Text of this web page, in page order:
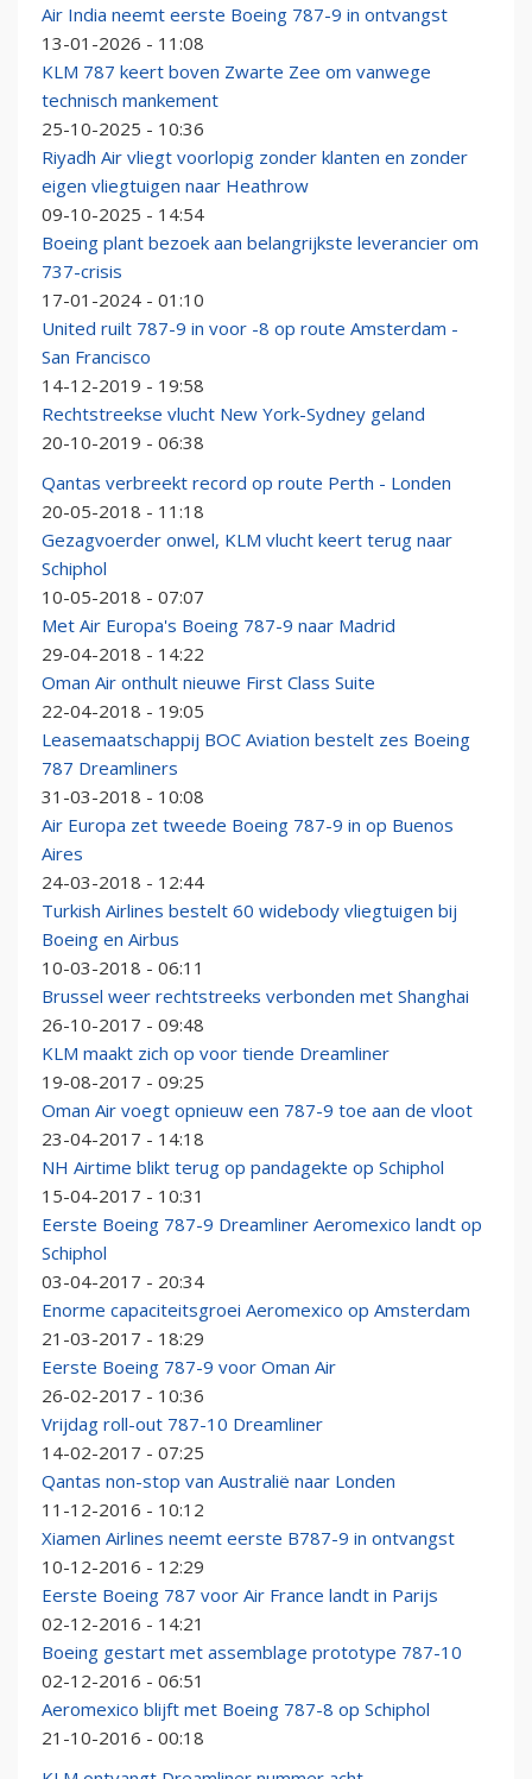
Air India neemt eerste Boeing 787-9 in ontvangst
13-01-2026 - 11:08
KLM 787 keert boven Zwarte Zee om vanwege
technisch mankement
25-10-2025 - 10:36
Riyadh Air vliegt voorlopig zonder klanten en zonder
eigen vliegtuigen naar Heathrow
09-10-2025 - 14:54
Boeing plant bezoek aan belangrijkste leverancier om
737-crisis
17-01-2024 - 01:10
United ruilt 787-9 in voor -8 op route Amsterdam -
San Francisco
14-12-2019 - 19:58
Rechtstreekse vlucht New York-Sydney geland
20-10-2019 - 06:38
Qantas verbreekt record op route Perth - Londen
20-05-2018 - 11:18
Gezagvoerder onwel, KLM vlucht keert terug naar
Schiphol
10-05-2018 - 07:07
Met Air Europa's Boeing 787-9 naar Madrid
29-04-2018 - 14:22
Oman Air onthult nieuwe First Class Suite
22-04-2018 - 19:05
Leasemaatschappij BOC Aviation bestelt zes Boeing
787 Dreamliners
31-03-2018 - 10:08
Air Europa zet tweede Boeing 787-9 in op Buenos
Aires
24-03-2018 - 12:44
Turkish Airlines bestelt 60 widebody vliegtuigen bij
Boeing en Airbus
10-03-2018 - 06:11
Brussel weer rechtstreeks verbonden met Shanghai
26-10-2017 - 09:48
KLM maakt zich op voor tiende Dreamliner
19-08-2017 - 09:25
Oman Air voegt opnieuw een 787-9 toe aan de vloot
23-04-2017 - 14:18
NH Airtime blikt terug op pandagekte op Schiphol
15-04-2017 - 10:31
Eerste Boeing 787-9 Dreamliner Aeromexico landt op
Schiphol
03-04-2017 - 20:34
Enorme capaciteitsgroei Aeromexico op Amsterdam
21-03-2017 - 18:29
Eerste Boeing 787-9 voor Oman Air
26-02-2017 - 10:36
Vrijdag roll-out 787-10 Dreamliner
14-02-2017 - 07:25
Qantas non-stop van Australië naar Londen
11-12-2016 - 10:12
Xiamen Airlines neemt eerste B787-9 in ontvangst
10-12-2016 - 12:29
Eerste Boeing 787 voor Air France landt in Parijs
02-12-2016 - 14:21
Boeing gestart met assemblage prototype 787-10
02-12-2016 - 06:51
Aeromexico blijft met Boeing 787-8 op Schiphol
21-10-2016 - 00:18